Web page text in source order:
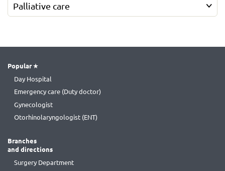
Palliative care
Popular
Day Hospital
Emergency care (Duty doctor)
Gynecologist
Otorhinolaryngologist (ENT)
Branches
and directions
Surgery Department